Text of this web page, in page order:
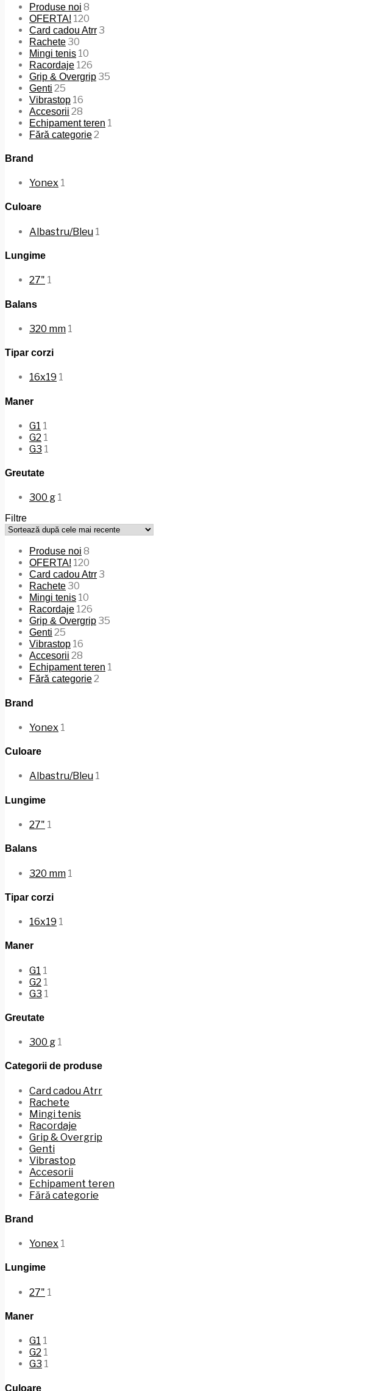
Produse noi 8
OFERTA! 120
Card cadou Atrr3
Rachete30
Mingi tenis 10
Racordaje 126
Grip & Overgrip35
Genti 25
Vibrastop 16
Accesorii 28
Echipament teren 1
Fără categorie2
Brand
Yonex 1
Culoare
Albastru/Bleu 1
Lungime
27" 1
Balans
320 mm 1
Tipar corzi
16x19 1
Maner
G1 1
G2 1
G3 1
Greutate
300 g 1
Filtre
Produse noi 8
OFERTA! 120
Card cadou Atrr3
Rachete30
Mingi tenis 10
Racordaje 126
Grip & Overgrip35
Genti 25
Vibrastop 16
Accesorii 28
Echipament teren 1
Fără categorie2
Brand
Yonex 1
Culoare
Albastru/Bleu 1
Lungime
27" 1
Balans
320 mm 1
Tipar corzi
16x19 1
Maner
G1 1
G2 1
G3 1
Greutate
300 g 1
Categorii de produse
Card cadou Atrr
Rachete
Mingi tenis
Racordaje
Grip & Overgrip
Genti
Vibrastop
Accesorii
Echipament teren
Fără categorie
Brand
Yonex 1
Lungime
27" 1
Maner
G1 1
G2 1
G3 1
Culoare